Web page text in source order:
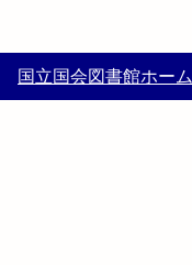
国立国会図書館ホーム